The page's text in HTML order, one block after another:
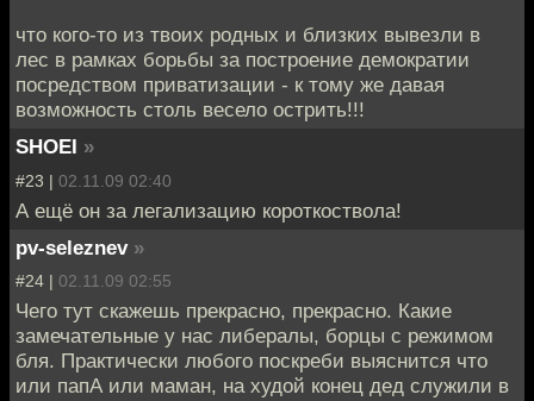
что кого-то из твоих родных и близких вывезли в
лес в рамках борьбы за построение демократии
посредством приватизации - к тому же давая
возможность столь весело острить!!!
SHOEI »
#23 | 02.11.09 02:40
А ещё он за легализацию короткоствола!
pv-seleznev »
#24 | 02.11.09 02:55
Чего тут скажешь прекрасно, прекрасно. Какие
замечательные у нас либералы, борцы с режимом
бля. Практически любого поскреби выяснится что
или папА или маман, на худой конец дед служили в